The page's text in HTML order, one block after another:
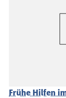
Frühe Hilfen